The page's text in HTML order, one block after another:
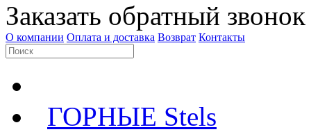
Заказать обратный звонок
О компании Оплата и доставка Возврат Контакты
ГОРНЫЕ Stels